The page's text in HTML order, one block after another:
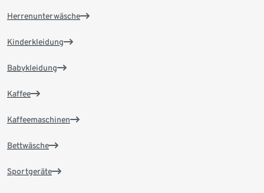
Herrenunterwäsche
Kinderkleidung
Babykleidung
Kaffee
Kaffeemaschinen
Bettwäsche
Sportgeräte